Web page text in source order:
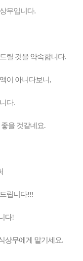
무입니다.
릴 것을 약속합니다.
이 아니다보니,
다.
을 것같네요.
립니다!!!
다!
상무에게 맡기세요.